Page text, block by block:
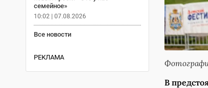
семейное»
10:02 | 07.08.2026
Все новости
РЕКЛАМА
В